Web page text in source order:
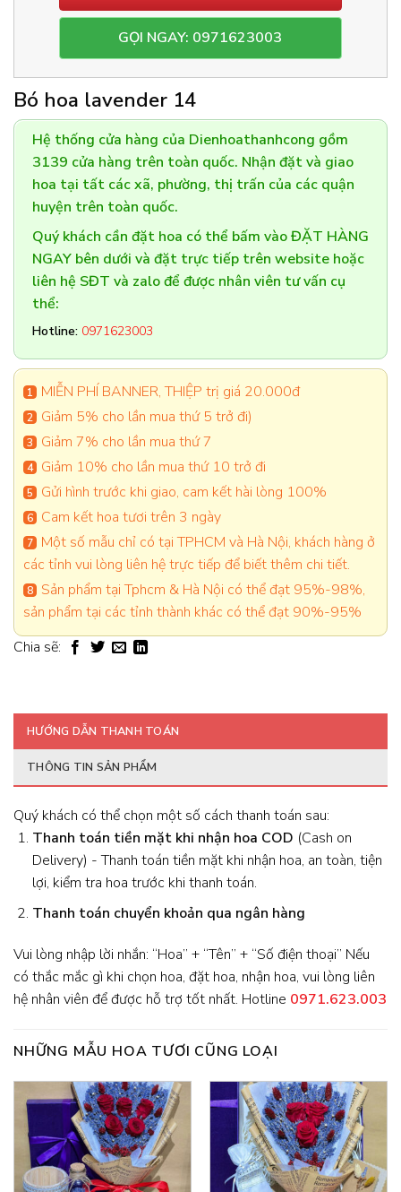
GỌI NGAY: 0971623003
Bó hoa lavender 14
Hệ thống cửa hàng của Dienhoathanhcong gồm
3139 cửa hàng trên toàn quốc. Nhận đặt và giao
hoa tại tất các xã, phường, thị trấn của các quận
huyện trên toàn quốc.
Quý khách cần đặt hoa có thể bấm vào ĐẶT HÀNG
NGAY bên dưới và đặt trực tiếp trên website hoặc
liên hệ SĐT và zalo để được nhân viên tư vấn cụ
thể:
Hotline: 0971623003
MIỄN PHÍ BANNER, THIỆP trị giá 20.000đ
Giảm 5% cho lần mua thứ 5 trở đi)
Giảm 7% cho lần mua thứ 7
Giảm 10% cho lần mua thứ 10 trở đi
Gửi hình trước khi giao, cam kết hài lòng 100%
Cam kết hoa tươi trên 3 ngày
Một số mẫu chỉ có tại TPHCM và Hà Nội, khách hàng ở
các tỉnh vui lòng liên hệ trực tiếp để biết thêm chi tiết.
Sản phẩm tại Tphcm & Hà Nội có thể đạt 95%-98%,
sản phẩm tại các tỉnh thành khác có thể đạt 90%-95%
Chia sẽ:
HƯỚNG DẪN THANH TOÁN
THÔNG TIN SẢN PHẨM
Quý khách có thể chọn một số cách thanh toán sau:
Thanh toán tiền mặt khi nhận hoa COD (Cash on
Delivery) - Thanh toán tiền mặt khi nhận hoa, an toàn, tiện
lợi, kiểm tra hoa trước khi thanh toán.
Thanh toán chuyển khoản qua ngân hàng
Vui lòng nhập lời nhắn: “Hoa” + “Tên” + “Số điện thoại” Nếu
có thắc mắc gì khi chọn hoa, đặt hoa, nhận hoa, vui lòng liên
hệ nhân viên để được hỗ trợ tốt nhất. Hotline 0971.623.003
NHỮNG MẪU HOA TƯƠI CŨNG LOẠI